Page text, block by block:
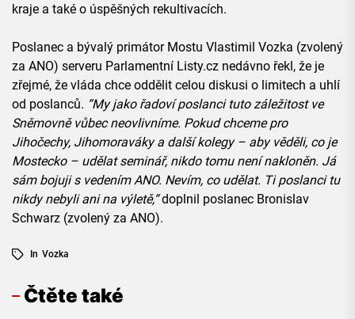
kraje a také o úspěšných rekultivacích.
Poslanec a bývalý primátor Mostu Vlastimil Vozka (zvolený
za ANO) serveru Parlamentní Listy.cz nedávno řekl, že je
zřejmé, že vláda chce oddělit celou diskusi o limitech a uhlí
od poslanců. “My jako řadoví poslanci tuto záležitost ve
Sněmovně vůbec neovlivníme. Pokud chceme pro
Jihočechy, Jihomoraváky a další kolegy – aby věděli, co je
Mostecko – udělat seminář, nikdo tomu není nakloněn. Já
sám bojuji s vedením ANO. Nevím, co udělat. Ti poslanci tu
nikdy nebyli ani na výletě,“doplnil poslanec Bronislav
Schwarz (zvolený za ANO).
In Vozka
Čtěte také